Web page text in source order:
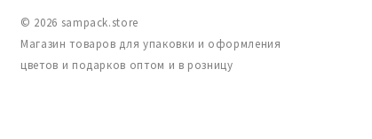
© 2026 sampack.store
Магазин товаров для упаковки и оформления
цветов и подарков оптом и в розницу